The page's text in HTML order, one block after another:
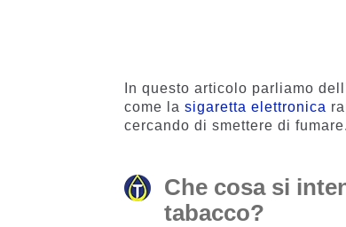
ni
In questo articolo parliamo
come lasigaretta elettronica
cercando di smettere di fumare.
Che cosa si
tabacco?